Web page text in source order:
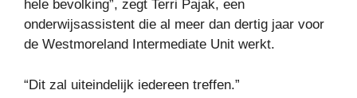
hele bevolking”, zegt Terri Pajak, een
onderwijsassistent die al meer dan dertig jaar voor
de Westmoreland Intermediate Unit werkt.
“Dit zal uiteindelijk iedereen treffen.”